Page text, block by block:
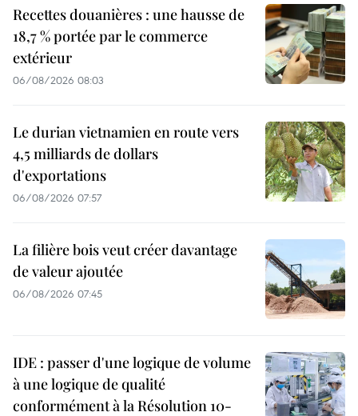
Recettes douanières : une hausse de
18,7 % portée par le commerce
extérieur
06/08/2026 08:03
Le durian vietnamien en route vers
4,5 milliards de dollars
d'exportations
06/08/2026 07:57
La filière bois veut créer davantage
de valeur ajoutée
06/08/2026 07:45
IDE : passer d'une logique de volume
à une logique de qualité
conformément à la Résolution 10-